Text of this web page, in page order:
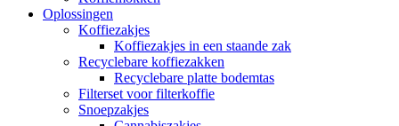
Oplossingen
Koffiezakjes
Koffiezakjes in een staande zak
Recyclebare koffiezakken
Recyclebare platte bodemtas
Filterset voor filterkoffie
Snoepzakjes